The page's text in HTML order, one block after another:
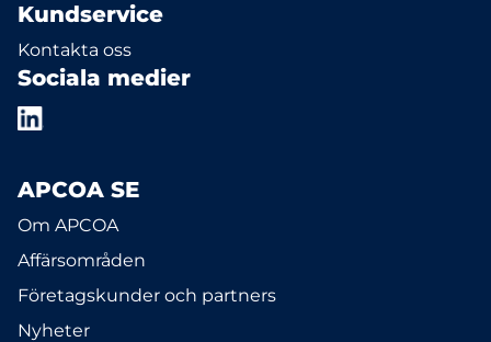
Kundservice
Kontakta oss
Sociala medier
APCOA SE
Om APCOA
Affärsområden
Företagskunder och partners
Nyheter